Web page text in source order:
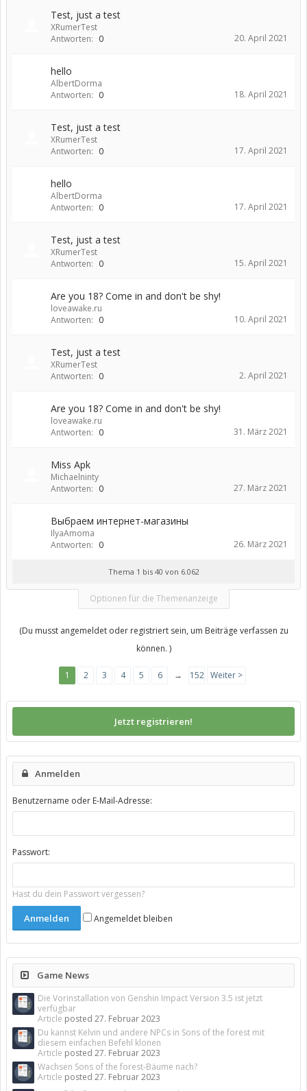
Test, just a test
XRumerTest
Antworten: 0 20. April 2021
hello
AlbertDorma
Antworten: 0 18. April 2021
Test, just a test
XRumerTest
Antworten: 0 17. April 2021
hello
AlbertDorma
Antworten: 0 17. April 2021
Test, just a test
XRumerTest
Antworten: 0 15. April 2021
Are you 18? Come in and don't be shy!
loveawake.ru
Antworten: 0 10. April 2021
Test, just a test
XRumerTest
Antworten: 0 2. April 2021
Are you 18? Come in and don't be shy!
loveawake.ru
Antworten: 0 31. März 2021
Miss Apk
Michaelninty
Antworten: 0 27. März 2021
Выбраем интернет-магазины
IlyaAmoma
Antworten: 0 26. März 2021
Thema 1 bis 40 von 6.062
Optionen für die Themenanzeige
(Du musst angemeldet oder registriert sein, um Beiträge verfassen zu
können. )
1 2 3 4 5 6 → 152 Weiter >
Jetzt registrieren!
Anmelden
Benutzername oder E-Mail-Adresse:
Passwort:
Hast du dein Passwort vergessen?
Angemeldet bleiben
Game News
Die Vorinstallation von Genshin Impact Version 3.5 ist jetzt
verfügbar
Article posted 27. Februar 2023
Du kannst Kelvin und andere NPCs in Sons of the forest mit
diesem einfachen Befehl klonen
Article posted 27. Februar 2023
Wachsen Sons of the forest-Bäume nach?
Article posted 27. Februar 2023